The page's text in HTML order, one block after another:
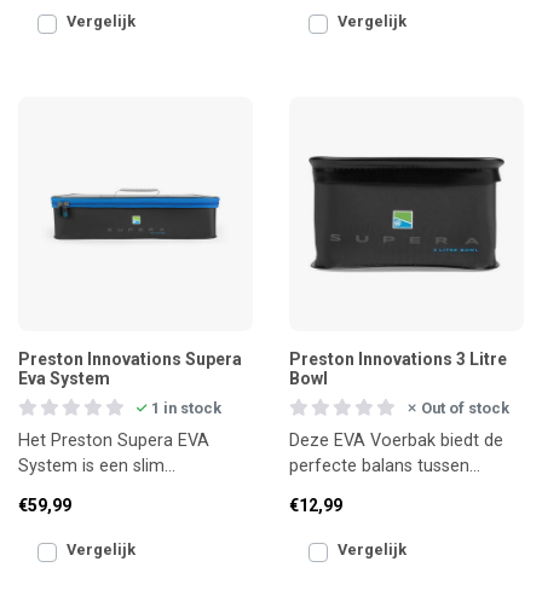
Vergelijk Vergelijk
Preston Innovations Supera
Eva System
1 in stock
Het Preston Supera EVA
System is een slim
waarmee je meerdere
aasdozen en kl
€59,99
Vergelijk
Preston Innovations 3 Litre
Bowl
Out of stock
Deze EVA Voerbak biedt de
perfecte balans tussen
genoeg voor ruime hoeveelh
€12,99
Vergelijk